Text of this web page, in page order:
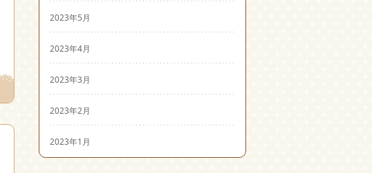
2023年5月
2023年4月
2023年3月
2023年2月
2023年1月